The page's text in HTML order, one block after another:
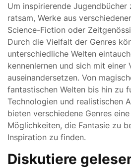
Um inspirierende Jugendbücher
ratsam, Werke aus
Science-Fiction oder
Durch die Vielfalt der Genres
unterschiedliche Welten
kennenlernen und sich mit einer
auseinandersetzen. Von
fantastischen Welten bis hin zu
Technologien und realistischen
bieten verschiedene Genres
Möglichkeiten, die Fantasie zu
Inspiration zu finden.
Diskutiere